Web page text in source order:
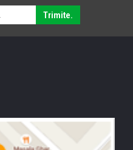
Trimite.